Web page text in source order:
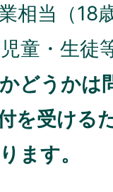
相当（18
童・生徒
どうかは
を受ける
ます。